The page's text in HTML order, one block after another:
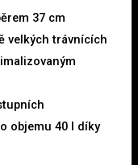
37 cm
velkých trávnících
objemu 40 l díky